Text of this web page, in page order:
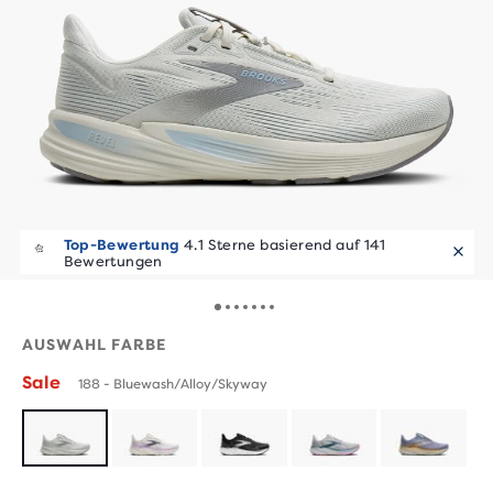
Schnell weg!Vor 30 Min. verkauft
Top-Bewertung 4.1 Sterne basierend auf 141
Bewertungen
AUSWAHL FARBE
Sale 188 - Bluewash/Alloy/Skyway